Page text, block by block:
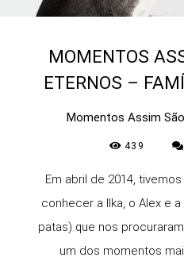
MOMENTOS
ETERNOS –
Momentos Assim
439
Em abril de 2014,
conhecer a Ilka, o Alex e
patas) que nos
um dos momentos